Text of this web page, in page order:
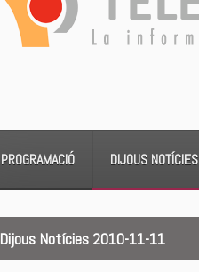
PROGRAMACIÓ DIJOUS NOTÍCIES
Dijous Notícies 2010-11-11